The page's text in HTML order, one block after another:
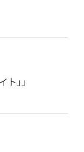
」」